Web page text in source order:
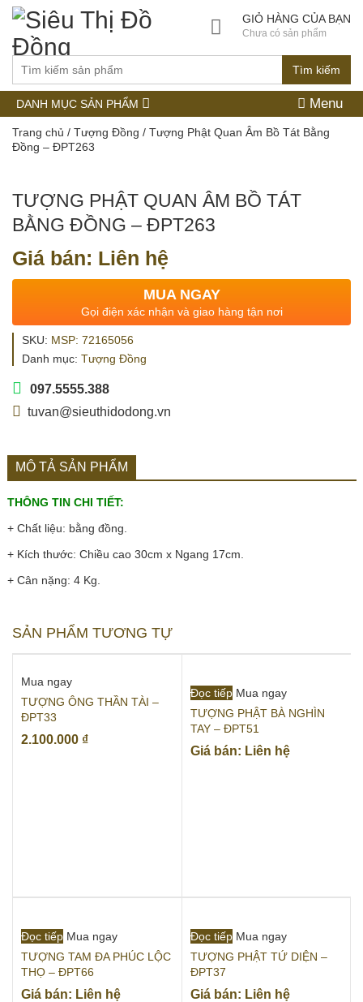
Tìm kiếm
GIỎ HÀNG CỦA BẠN
Chưa có sản phẩm
DANH MỤC SẢN PHẨM Menu
Trang chủ / Tượng Đồng / Tượng Phật Quan Âm Bồ Tát Bằng
Đồng – ĐPT263
TƯỢNG PHẬT QUAN ÂM BỒ TÁT
BẰNG ĐỒNG – ĐPT263
Giá bán: Liên hệ
MUA NGAY
Gọi điện xác nhận và giao hàng tận nơi
SKU: MSP: 72165056
Danh mục: Tượng Đồng
097.5555.388
tuvan@sieuthidodong.vn
MÔ TẢ SẢN PHẨM
THÔNG TIN CHI TIẾT:
+ Chất liệu: bằng đồng.
+ Kích thước: Chiều cao 30cm x Ngang 17cm.
+ Cân nặng: 4 Kg.
SẢN PHẨM TƯƠNG TỰ
Mua ngay
TƯỢNG ÔNG THẦN TÀI –
ĐPT33
2.100.000 ₫
Đọc tiếp Mua ngay
TƯỢNG PHẬT BÀ NGHÌN
TAY – ĐPT51
Giá bán: Liên hệ
Đọc tiếp Mua ngay
TƯỢNG TAM ĐA PHÚC LỘC
THỌ – ĐPT66
Giá bán: Liên hệ
Đọc tiếp Mua ngay
TƯỢNG PHẬT TỨ DIỆN –
ĐPT37
Giá bán: Liên hệ